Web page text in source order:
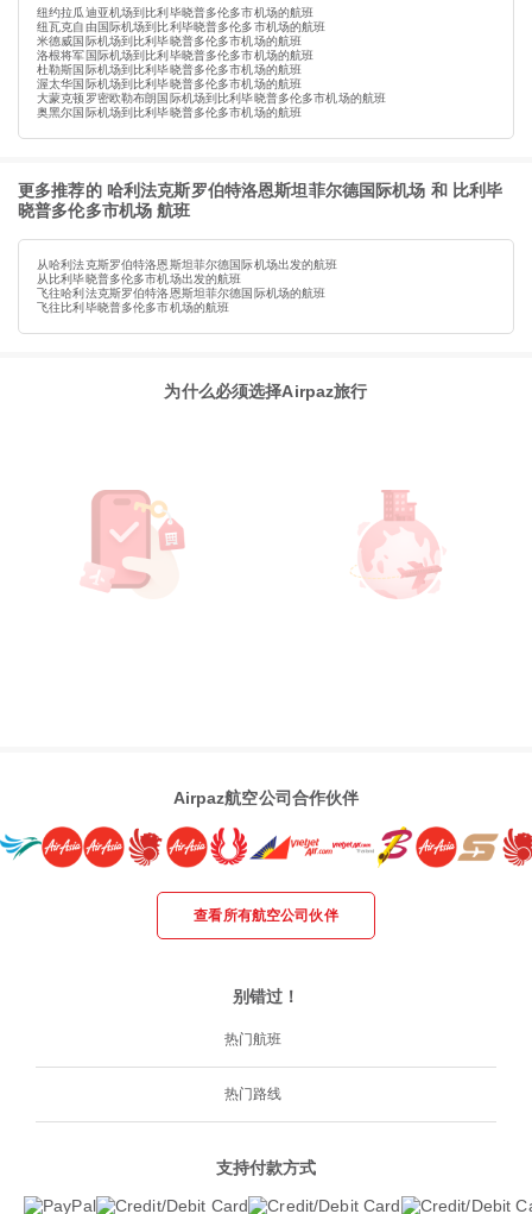
纽约拉瓜迪亚机场到比利毕晓普多伦多市机场的航班
纽瓦克自由国际机场到比利毕晓普多伦多市机场的航班
米德威国际机场到比利毕晓普多伦多市机场的航班
洛根将军国际机场到比利毕晓普多伦多市机场的航班
杜勒斯国际机场到比利毕晓普多伦多市机场的航班
渥太华国际机场到比利毕晓普多伦多市机场的航班
大蒙克顿罗密欧勒布朗国际机场到比利毕晓普多伦多市机场的航班
奥黑尔国际机场到比利毕晓普多伦多市机场的航班
更多推荐的 哈利法克斯罗伯特洛恩斯坦菲尔德国际机场 和 比利毕
晓普多伦多市机场 航班
从哈利法克斯罗伯特洛恩斯坦菲尔德国际机场出发的航班
从比利毕晓普多伦多市机场出发的航班
飞往哈利法克斯罗伯特洛恩斯坦菲尔德国际机场的航班
飞往比利毕晓普多伦多市机场的航班
为什么必须选择Airpaz旅行
Airpaz航空公司合作伙伴
查看所有航空公司伙伴
别错过！
热门航班
热门路线
支持付款方式